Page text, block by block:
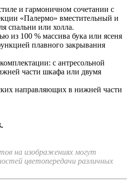
и гармоничном сочетании с
«Палермо» вместительный и
спальни или холла.
из 100 % массива бука или ясеня
плавного закрывания
c антресольной
части шкафа или двумя
направляющих в нижней части
на изображениях могут
цветопередачи различных